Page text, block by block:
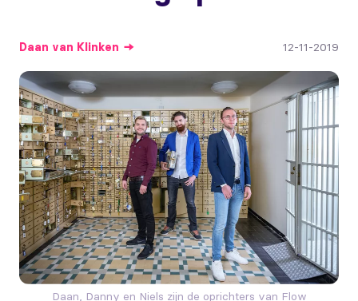
Daan van Klinken 12-11-2019
Daan, Danny en Niels zijn de oprichters van Flow